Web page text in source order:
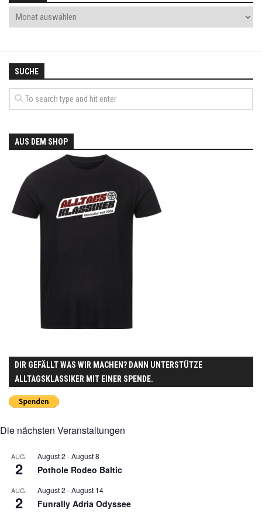
SUCHE
AUS DEM SHOP
DIR GEFÄLLT WAS WIR MACHEN? DANN UNTERSTÜTZE
ALLTAGSKLASSIKER MIT EINER SPENDE.
Die nächsten Veranstaltungen
AUG.
2
August 2 -August 8
Pothole Rodeo Baltic
AUG.
2
August 2 -August 14
Funrally Adria Odyssee